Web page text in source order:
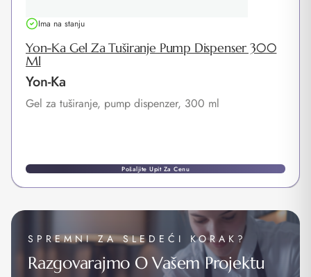
Ima na stanju
Yon-Ka Gel Za Tuširanje Pump Dispenser 300
Ml
Yon-Ka
Gel za tuširanje, pump dispenzer, 300 ml
Pošaljite Upit Za Cenu
SPREMNI ZA SLEDEĆI KORAK?
Razgovarajmo O Vašem Projektu